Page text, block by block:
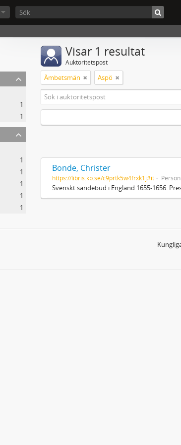
1
1
1
1
1
1
1
Visar 1 resultat
Auktoritetspost
Ämbetsmän Aspö
Bonde, Christer
https://libris.kb.se/c9prtk5w4frxk1j#it Person
Svenskt sändebud i England 1655-1656.